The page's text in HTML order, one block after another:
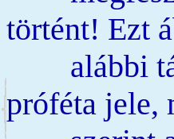
történt! Ezt
próféta jele,